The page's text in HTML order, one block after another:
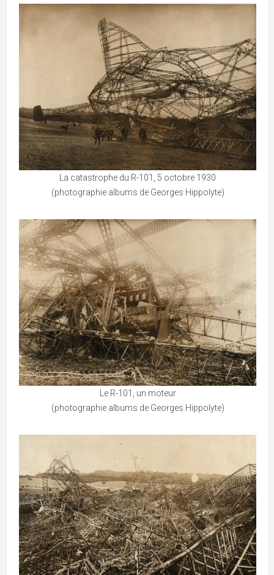
La catastrophe du R-101, 5 octobre 1930
(photographie albums de Georges Hippolyte)
Le R-101, un moteur
(photographie albums de Georges Hippolyte)